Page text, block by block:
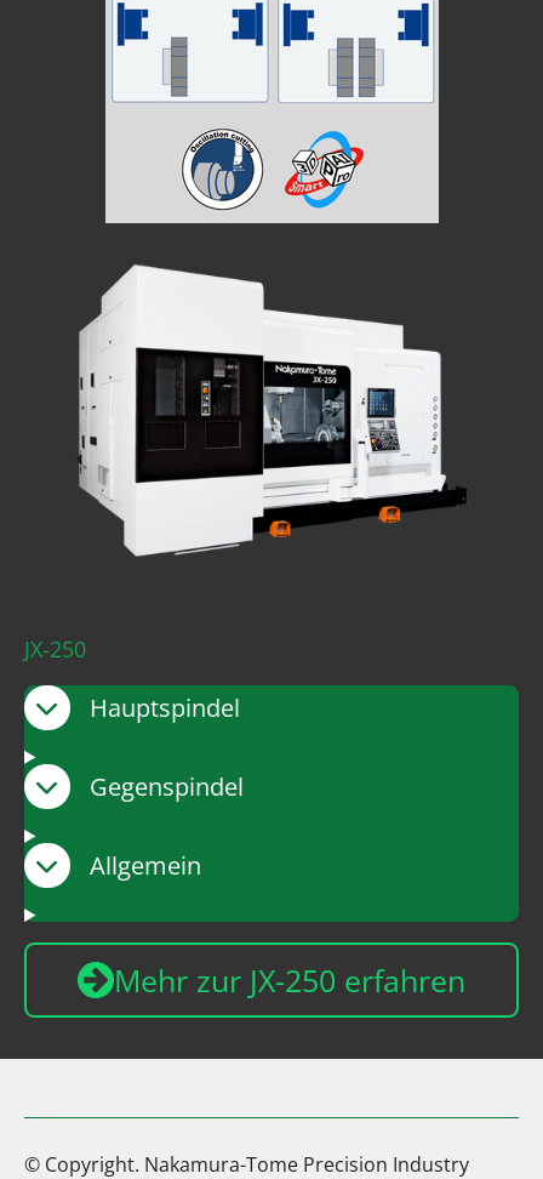
JX-250
Hauptspindel
Gegenspindel
Allgemein
Mehr zur JX-250 erfahren
© Copyright. Nakamura-Tome Precision Industry